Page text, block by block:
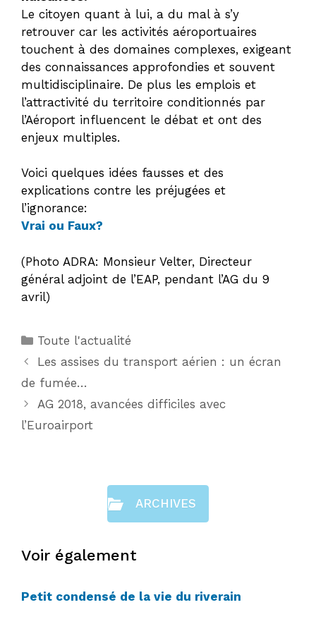
Le citoyen quant à lui, a du mal à s’y
retrouver car les activités aéroportuaires
touchent à des domaines complexes, exigeant
des connaissances approfondies et souvent
multidisciplinaire. De plus les emplois et
l’attractivité du territoire conditionnés par
l’Aéroport influencent le débat et ont des
enjeux multiples.
Voici quelques idées fausses et des
explications contre les préjugées et
l’ignorance:
Vrai ou Faux?
(Photo ADRA: Monsieur Velter, Directeur
général adjoint de l’EAP, pendant l’AG du 9
avril)
Catégories
Toute l'actualité
Les assises du transport aérien : un écran
de fumée…
AG 2018, avancées difficiles avec
l’Euroairport
ARCHIVES
Voir également
Petit condensé de la vie du riverain